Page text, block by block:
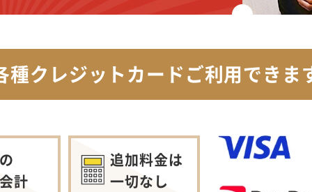
種クレジットカードご利用できま
計
追加料金は
一切なし